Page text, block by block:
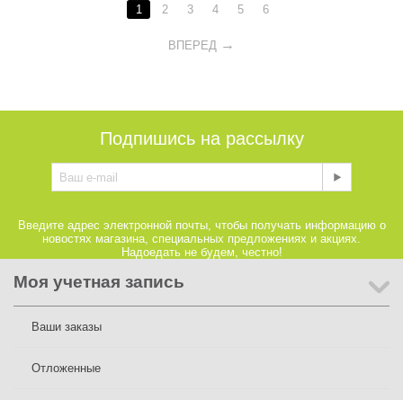
1 2 3 4 5 6
ВПЕРЕД
Подпишись на рассылку
Введите адрес электронной почты, чтобы получать информацию о
новостях магазина, специальных предложениях и акциях.
Надоедать не будем, честно!
Моя учетная запись
Ваши заказы
Отложенные